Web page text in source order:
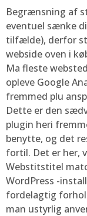
Begrænsning af
eventuel sænke
tilfælde), derfor
webside oven i
Ma fleste
opleve Google
fremmed plu
Dette er den
plugin heri
benytte, og det
fortil. Det er her,
Webstitstitel
WordPress -
fordelagtig
man ustyrlig